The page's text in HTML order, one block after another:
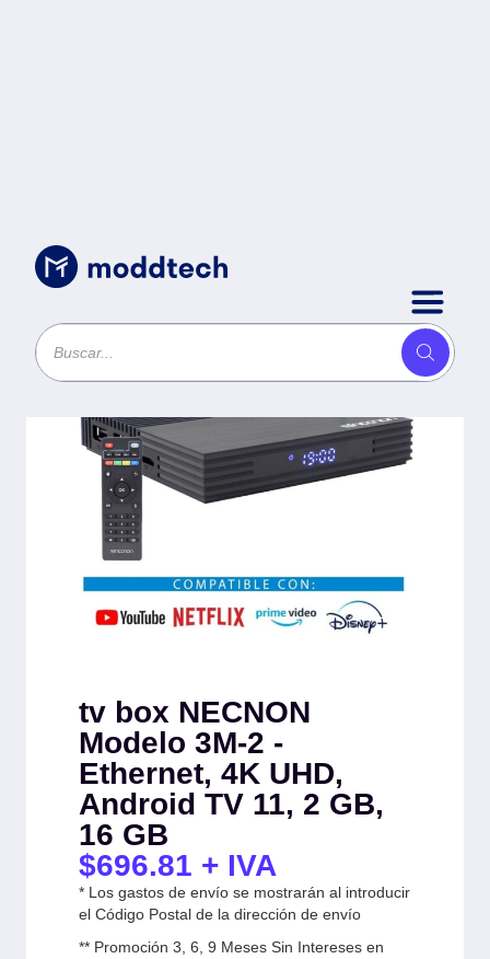
Uncategorized/tv box NECNON Modelo 3M-2 -
11, 2 GB, 16 GB
tv box NECNON
Modelo 3M-2 -
Ethernet, 4K UHD,
Android TV 11, 2 GB,
16 GB
$696.81 + IVA
* Los gastos de envío se mostrarán al introducir
el Código Postal de la dirección de envío
** Promoción 3, 6, 9 Meses Sin Intereses en